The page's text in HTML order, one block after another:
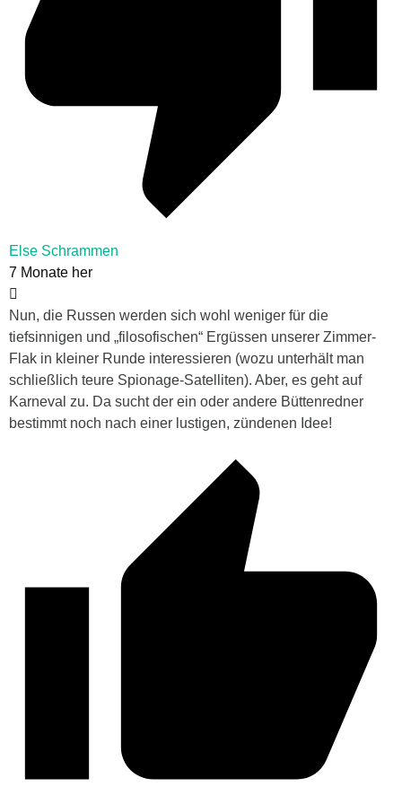
Else Schrammen
7 Monate her
Nun, die Russen werden sich wohl weniger für die
tiefsinnigen und „filosofischen“ Ergüssen unserer Zimmer-
Flak in kleiner Runde interessieren (wozu unterhält man
schließlich teure Spionage-Satelliten). Aber, es geht auf
Karneval zu. Da sucht der ein oder andere Büttenredner
bestimmt noch nach einer lustigen, zündenen Idee!